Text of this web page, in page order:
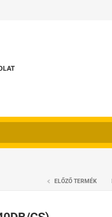
ELŐZŐ TERMÉK